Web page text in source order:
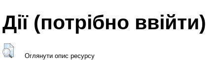
Дії ​​(потрібно ввійти)
Оглянути опис ресурсу